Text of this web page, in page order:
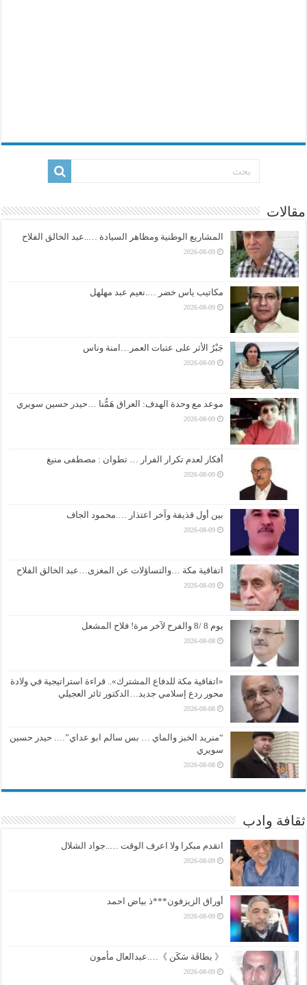
مقالات
المشاريع الوطنية ومظاهر السيادة …..عبد الخالق الفلاح
2026-08-09
مكاتيب ياس خضر ….نعيم عبد مهلهل
2026-08-09
جَبْرُ الأثر على عتبات العمر…امنة وناس
2026-08-09
موعد مع وحدة الهدف: العراق هَمُّنا …حيدر حسين سويري
2026-08-09
أفكار لعدم تكرار الفرار … تطوان : مصطفى منيغ
2026-08-09
بين أول قذيفة وآخر اعتذار ….محمود الجاف
2026-08-09
اتفاقية مكة …والتساؤلات عن المغزى…عبد الخالق الفلاح
2026-08-09
يوم 8 /8 والفرح لآخر مرة! فلاح المشعل
2026-08-08
«اتفاقية مكة للدفاع المشترك».. قراءة استراتيجية في ولادة
محور ردع إسلامي جديد…الدكتور ثائر العجيلي
2026-08-08
“منريد الخبز والماي … بس سالم ابو عداي”…. حيدر حسين
سويري
2026-08-08
ثقافة وادب
اتقدم مبكرا ولا اعرف الوقت …..جواد الشلال
2026-08-09
أوراق الزيزفون***ذ بياض احمد
2026-08-09
《 بطاقَة سَكَن 》….عبدالعال مأمون
2026-08-09